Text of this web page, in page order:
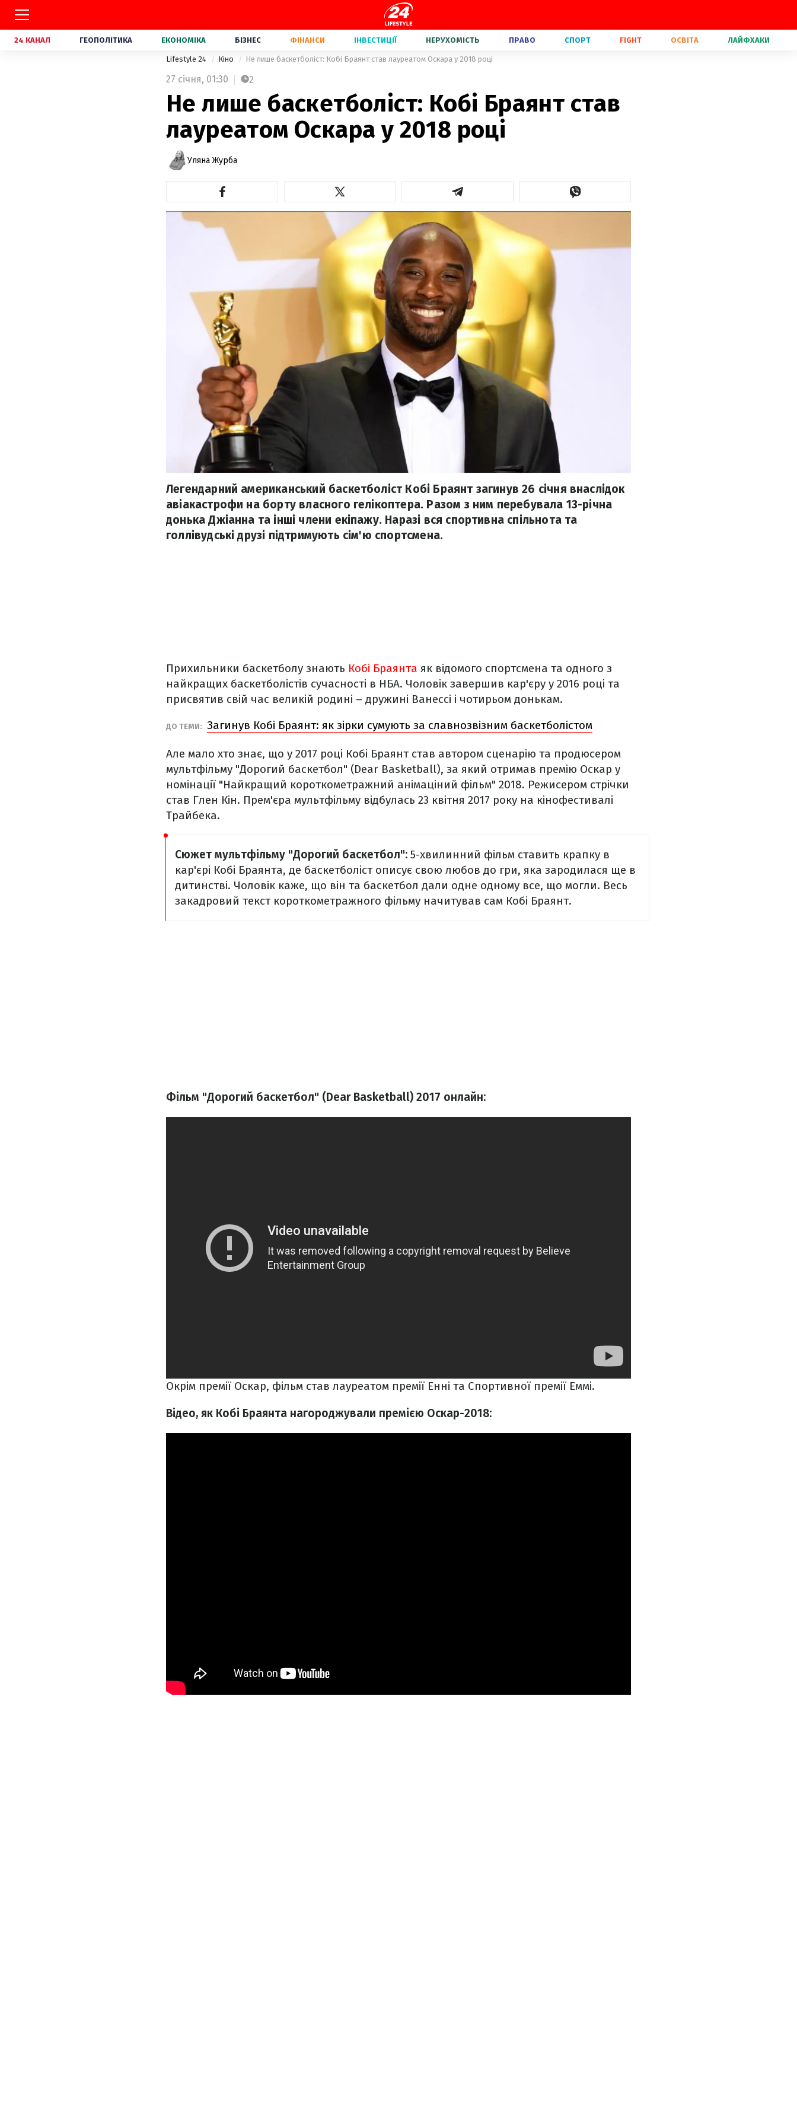
24 КАНАЛ ГЕОПОЛІТИКА ЕКОНОМІКА БІЗНЕС ФІНАНСИ ІНВЕСТИЦІЇ НЕРУХОМІСТЬ ПРАВО СПОРТ FIGHT ОСВІТА ЛАЙФХАКИ
Lifestyle 24 Кіно Не лише баскетболіст: Кобі Браянт став лауреатом Оскара у 2018 році
27 січня, 01:30 2
Не лише баскетболіст: Кобі Браянт став
лауреатом Оскара у 2018 році
Уляна Журба
Легендарний американський баскетболіст Кобі Браянт загинув 26 січня внаслідок
авіакастрофи на борту власного гелікоптера. Разом з ним перебувала 13-річна
донька Джіанна та інші члени екіпажу. Наразі вся спортивна спільнота та
голлівудські друзі підтримують сім'ю спортсмена.
Прихильники баскетболу знають Кобі Браянта як відомого спортсмена та одного з
найкращих баскетболістів сучасності в НБА. Чоловік завершив кар'єру у 2016 році та
присвятив свій час великій родині – дружині Ванессі і чотирьом донькам.
ДО ТЕМИ: Загинув Кобі Браянт: як зірки сумують за славнозвізним баскетболістом
Але мало хто знає, що у 2017 році Кобі Браянт став автором сценарію та продюсером
мультфільму "Дорогий баскетбол" (Dear Basketball), за який отримав премію Оскар у
номінації "Найкращий короткометражний анімаціний фільм" 2018. Режисером стрічки
став Глен Кін. Прем'єра мультфільму відбулась 23 квітня 2017 року на кінофестивалі
Трайбека.
Сюжет мультфільму "Дорогий баскетбол": 5-хвилинний фільм ставить крапку в
кар'єрі Кобі Браянта, де баскетболіст описує свою любов до гри, яка зародилася ще в
дитинстві. Чоловік каже, що він та баскетбол дали одне одному все, що могли. Весь
закадровий текст короткометражного фільму начитував сам Кобі Браянт.
Фільм "Дорогий баскетбол" (Dear Basketball) 2017 онлайн:
Окрім премії Оскар, фільм став лауреатом премії Енні та Спортивної премії Еммі.
Відео, як Кобі Браянта нагороджували премією Оскар-2018: